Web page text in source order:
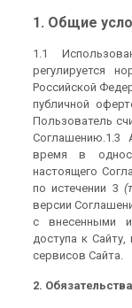
1. Общие
1.1
регулируется
Российской
публичной
Пользователь
Соглашению.1.3
время в
настоящего
по истечении 3
версии
с внесенными
доступа к Сайту,
сервисов Сайта.
2.